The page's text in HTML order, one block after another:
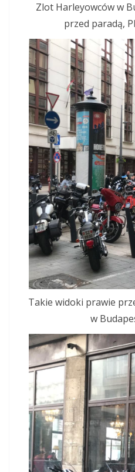
Zlot Harleyowców w
przed paradą,
Takie widoki prawie
w